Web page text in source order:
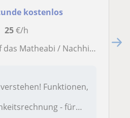
kostenlos
25€/h
Oberstufen-Schüler in Kerpen und Umgebung oder online
Funktionen,
- für